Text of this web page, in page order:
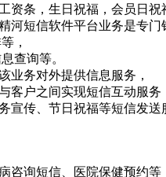
资条，生日祝福，会员日祝
河短信软件平台业务是专
，
查询等。
业务对外提供信息服务，
客户之间实现短信互动服务
宣传、节日祝福等短信发送
咨询短信、医院保健预约等